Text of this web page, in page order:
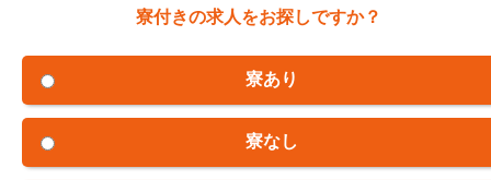
寮付きの求人をお探しですか？
寮あり
寮なし